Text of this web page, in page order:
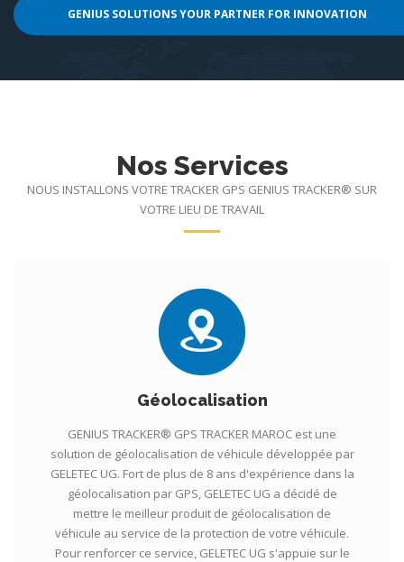
GENIUS SOLUTIONS YOUR PARTNER FOR INNOVATION
Nos Services
NOUS INSTALLONS VOTRE TRACKER GPS GENIUS TRACKER® SUR
VOTRE LIEU DE TRAVAIL
Géolocalisation
GENIUS TRACKER® GPS TRACKER MAROC est une
solution de géolocalisation de véhicule développée par
GELETEC UG. Fort de plus de 8 ans d'expérience dans la
géolocalisation par GPS, GELETEC UG a décidé de
mettre le meilleur produit de géolocalisation de
véhicule au service de la protection de votre véhicule.
Pour renforcer ce service, GELETEC UG s'appuie sur le